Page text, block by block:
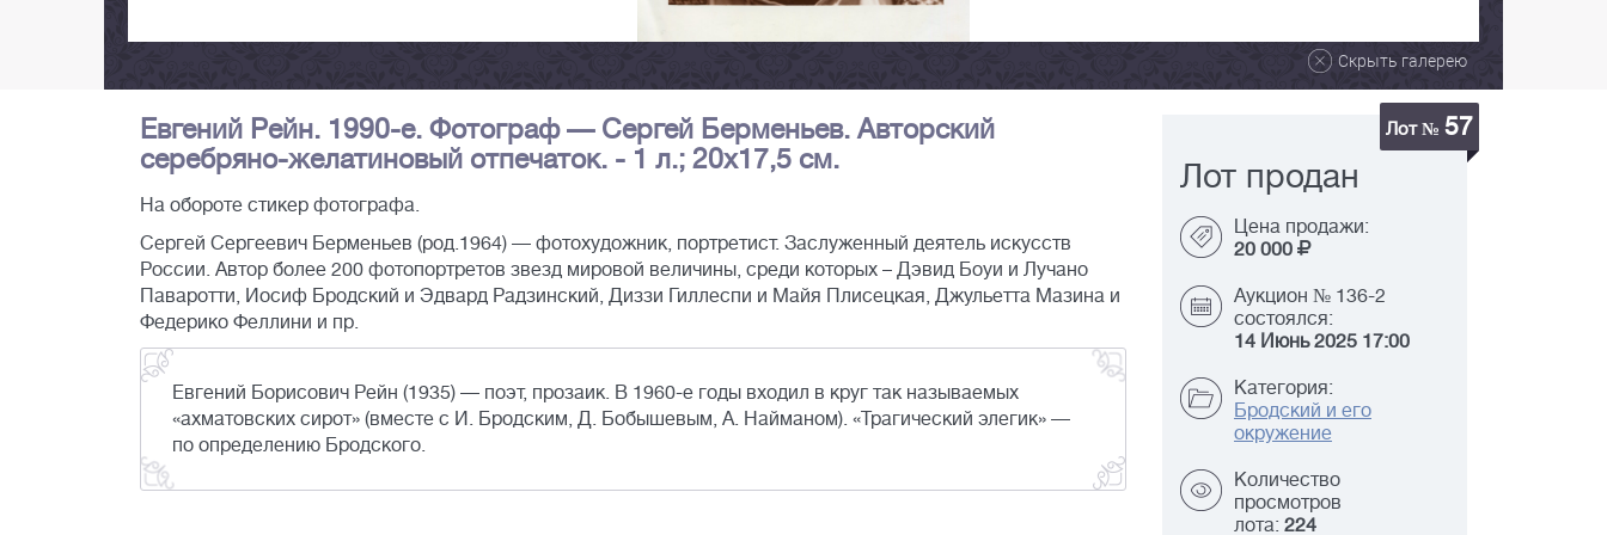
Скрыть галерею
Евгений Рейн. 1990-е. Фотограф — Сергей Берменьев. Авторский
серебряно-желатиновый отпечаток. - 1 л.; 20x17,5 см.
На обороте стикер фотографа.
Сергей Сергеевич Берменьев (род.1964) — фотохудожник, портретист. Заслуженный деятель искусств
России. Автор более 200 фотопортретов звезд мировой величины, среди которых – Дэвид Боуи и Лучано
Паваротти, Иосиф Бродский и Эдвард Радзинский, Диззи Гиллеспи и Майя Плисецкая, Джульетта Мазина и
Федерико Феллини и пр.
Евгений Борисович Рейн (1935) — поэт, прозаик. В 1960-е годы входил в круг так называемых
«ахматовских сирот» (вместе с И. Бродским, Д. Бобышевым, А. Найманом). «Трагический элегик» —
по определению Бродского.
Лот № 57
Лот продан
Цена продажи:
20 000
Аукцион № 136-2
состоялся:
14 Июнь 2025 17:00
Категория:
Бродский и его
окружение
Количество
просмотров
лота: 224